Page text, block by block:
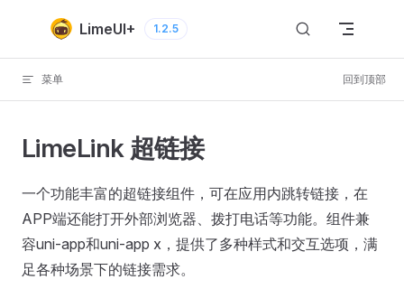
Skip to contentLimeUI+ 1.2.5
菜单 回到顶部
LimeLink 超链接
一个功能丰富的超链接组件，可在应用内跳转链接，在
APP端还能打开外部浏览器、拨打电话等功能。组件兼
容uni-app和uni-app x，提供了多种样式和交互选项，满
足各种场景下的链接需求。